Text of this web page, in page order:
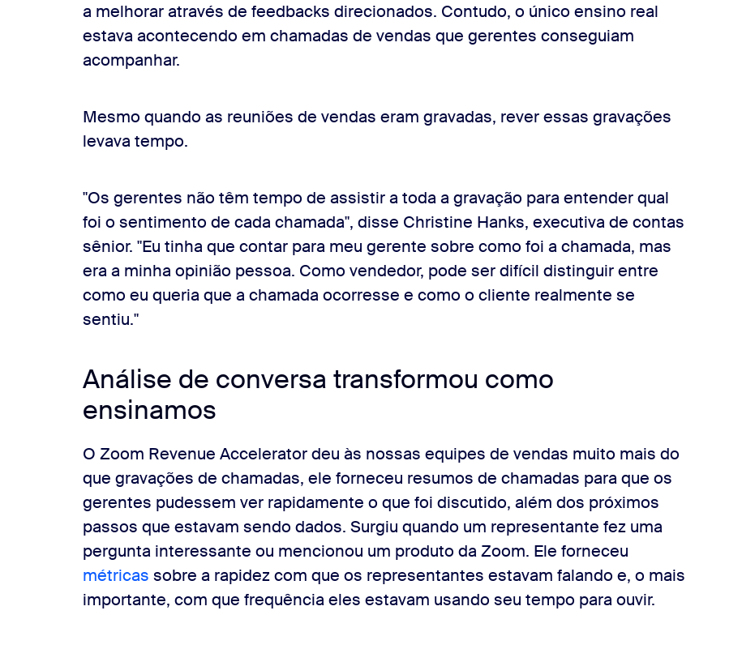
a melhorar através de feedbacks direcionados. Contudo, o único ensino real
estava acontecendo em chamadas de vendas que gerentes conseguiam
acompanhar.
Mesmo quando as reuniões de vendas eram gravadas, rever essas gravações
levava tempo.
"Os gerentes não têm tempo de assistir a toda a gravação para entender qual
foi o sentimento de cada chamada", disse Christine Hanks, executiva de contas
sênior. "Eu tinha que contar para meu gerente sobre como foi a chamada, mas
era a minha opinião pessoa. Como vendedor, pode ser difícil distinguir entre
como eu queria que a chamada ocorresse e como o cliente realmente se
sentiu."
Análise de conversa transformou como
ensinamos
O Zoom Revenue Accelerator deu às nossas equipes de vendas muito mais do
que gravações de chamadas, ele forneceu resumos de chamadas para que os
gerentes pudessem ver rapidamente o que foi discutido, além dos próximos
passos que estavam sendo dados. Surgiu quando um representante fez uma
pergunta interessante ou mencionou um produto da Zoom. Ele forneceu
métricas sobre a rapidez com que os representantes estavam falando e, o mais
importante, com que frequência eles estavam usando seu tempo para ouvir.